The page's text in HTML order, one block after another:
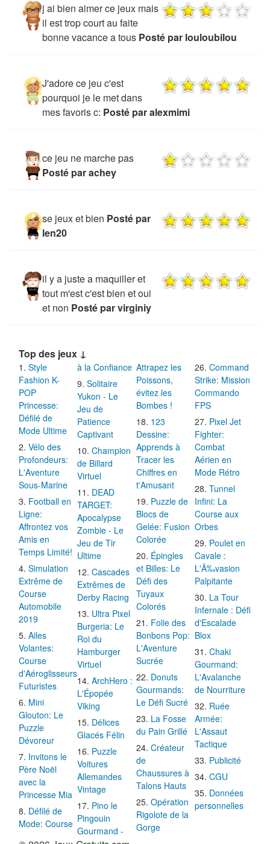
j ai bien aimer ce jeux mais
il est trop court au faite
bonne vacance a tous Posté par louloubilou
J'adore ce jeu c'est
pourquoi je le met dans
mes favoris c: Posté par alexmimi
ce jeu ne marche pas
Posté par achey
se jeux et bien Posté par
len20
il y a juste a maquiller et
tout m'est c'est bien et oui
et non Posté par virginiy
Top des jeux ↓
Style
Fashion K-
POP
Princesse:
Défilé de
Mode Ultime
Vélo des
Profondeurs:
L'Aventure
Sous-Marine
Football en
Ligne:
Affrontez vos
Amis en
Temps Limité!
Simulation
Extrême de
Course
Automobile
2019
Ailes
Volantes:
Course
d'Aéroglisseurs
Futuristes
Mini
Glouton: Le
Puzzle
Dévoreur
Invitons le
Père Noël
avec la
Princesse Mia
Défilé de
Mode: Course
à la Confiance
Solitaire
Yukon - Le
Jeu de
Patience
Captivant
Champion
de Billard
Virtuel
DEAD
TARGET:
Apocalypse
Zombie - Le
Jeu de Tir
Ultime
Cascades
Extrêmes de
Derby Racing
Ultra Pixel
Burgeria: Le
Roi du
Hamburger
Virtuel
ArchHero :
L'Épopée
Viking
Délices
Glacés Félin
Puzzle
Voitures
Allemandes
Vintage
Pino le
Pingouin
Gourmand -
Attrapez les
Poissons,
évitez les
Bombes !
123
Dessine:
Apprends à
Tracer les
Chiffres en
t'Amusant
Puzzle de
Blocs de
Gelée: Fusion
Colorée
Épingles
et Billes: Le
Défi des
Tuyaux
Colorés
Folie des
Bonbons Pop:
L'Aventure
Sucrée
Donuts
Gourmands:
Le Défi Sucré
La Fosse
du Pain Grillé
Créateur
de
Chaussures à
Talons Hauts
Opération
Rigolote de la
Gorge
Command
Strike: Mission
Commando
FPS
Pixel Jet
Fighter:
Combat
Aérien en
Mode Rétro
Tunnel
Infini: La
Course aux
Orbes
Poulet en
Cavale :
L'Ã‰vasion
Palpitante
La Tour
Infernale : Défi
d'Escalade
Blox
Chaki
Gourmand:
L'Avalanche
de Nourriture
Ruée
Armée:
L'Assaut
Tactique
Publicité
CGU
Données
personnelles